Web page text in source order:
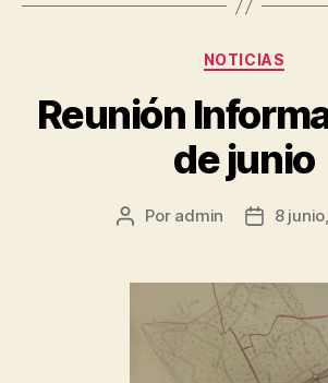
Categorías
NOTICIAS
Reunión
de junio
Autor
entrada
Por admin
Fecha
entrada
8